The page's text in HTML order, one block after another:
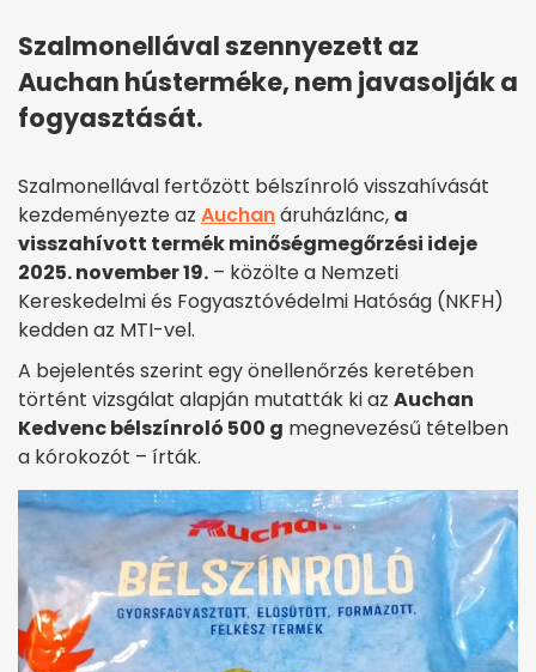
Szalmonellával szennyezett az
Auchan hústerméke, nem javasolják a
fogyasztását.
Szalmonellával fertőzött bélszínroló visszahívását
kezdeményezte az Auchanáruházlánc, a
visszahívott termék minőségmegőrzési ideje
2025. november 19. – közölte a Nemzeti
Kereskedelmi és Fogyasztóvédelmi Hatóság (NKFH)
kedden az MTI-vel.
A bejelentés szerint egy önellenőrzés keretében
történt vizsgálat alapján mutatták ki az Auchan
Kedvenc bélszínroló 500 g megnevezésű tételben
a kórokozót – írták.